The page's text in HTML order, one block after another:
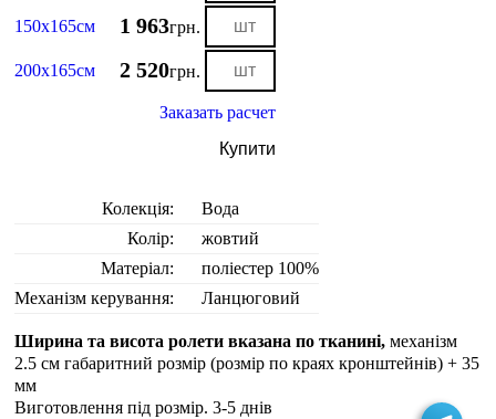
150х165см 1 963грн.
200х165см 2 520грн.
Заказать расчет
Купити
Колекція:
Вода
Колір:
жовтий
Матеріал:
поліестер 100%
Механізм керування:
Ланцюговий
Ширина та висота ролети вказана по тканині, механізм
2.5 см габаритний розмір (розмір по краях кронштейнів) + 35
мм
Виготовлення під розмір. 3-5 днiв